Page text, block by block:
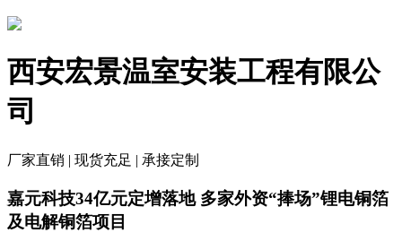
西安宏景温室安装工程有限公
司
厂家直销 | 现货充足 | 承接定制
嘉元科技34亿元定增落地 多家外资“捧场”锂电铜箔
及电解铜箔项目